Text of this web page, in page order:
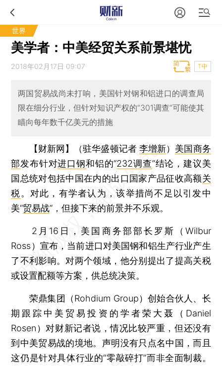
世界
美学者：中美经贸关系前景堪忧
2018年02月17日 09:07 T中
两国贸易战尚未打响，美国针对钢和铝进口的调查局
限在细分行业，但针对知识产权的“301调查”可能使其
瞄向每年数千亿美元的措施
【财新网】（驻华盛顿记者 李增新） 美国商务
部发布针对进口钢和铝的“232调查”结论，建议美
国总统对包括中国在内的出口国家产品征收高额关
税。对此，有学者认为，该举措尚不足以引发中
美“贸易战”，但接下来的前景并不乐观。
2月16日，美国商务部部长罗斯（Wilbur
Ross）宣布，当前进口对美国钢和铝生产行业产生
了不利影响。对两个领域，他分别提出了提高关税
或设置配额等方案，供总统决策。
荣鼎集团（Rohdium Group）创始合伙人、长
期跟踪中美贸易投资的学者荣大聂（Daniel
Rosen）对财新记者说，情况比较严重，但还没有
到中美贸易战的境地。声明没有只点名中国，而且
这仍是针对具体行业的“零敲碎打”而非全面制裁。